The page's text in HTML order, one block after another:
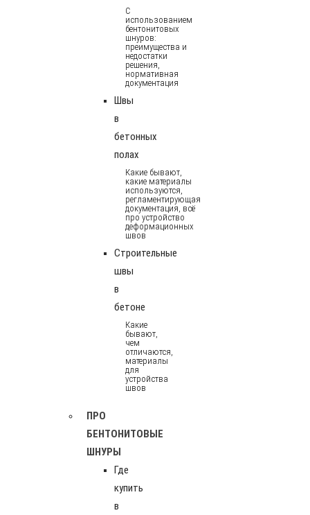
С
использованием
бентонитовых
шнуров:
преимущества и
недостатки
решения,
нормативная
документация
Швы
в
бетонных
полах
Какие бывают,
какие материалы
используются,
регламентирующая
документация, всё
про устройство
деформационных
швов
Строительные
швы
в
бетоне
Какие
бывают,
чем
отличаются,
материалы
для
устройства
швов
ПРО
БЕНТОНИТОВЫЕ
ШНУРЫ
Где
купить
в